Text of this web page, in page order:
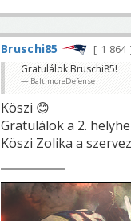
Bruschi85 1 864
Gratulálok Bruschi85!
BaltimoreDefense
Köszi 😊
Gratulálok a 2.
Köszi Zolika a